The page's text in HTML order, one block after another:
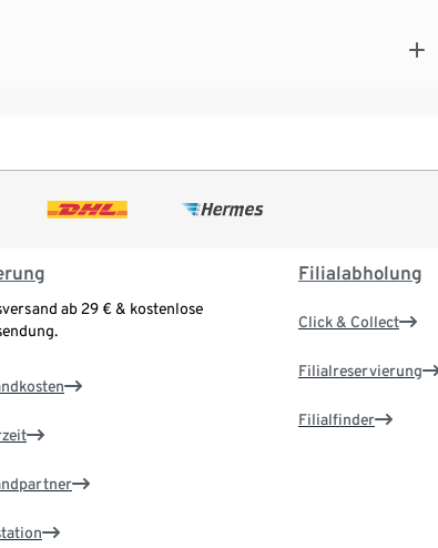
ab 29 € & kostenlose
Filialabholung
Click & Collect
Filialreservierung
Filialfinder